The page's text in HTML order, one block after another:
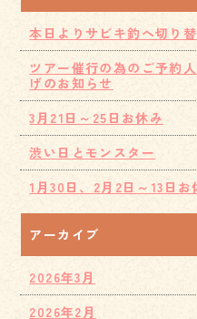
本日よりサビキ釣へ切り替
ツアー催行の為のご予約
げのお知らせ
3月21日～25日お休み
渋い日とモンスター
1月30日、2月2日～13日お
アーカイブ
2026年3月
2026年2月